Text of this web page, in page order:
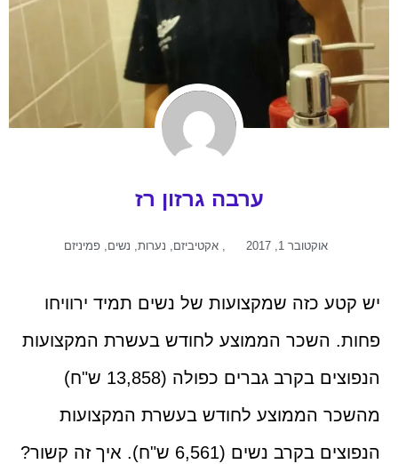
ערבה גרזון רז
אוקטובר 1, 2017 אקטיביזם נערות נשים ,פמיניזם
יש קטע כזה שמקצועות של נשים תמיד ירוויחו
פחות. השכר הממוצע לחודש בעשרת המקצועות
הנפוצים בקרב גברים כפולה (13,858 ש"ח)
מהשכר הממוצע לחודש בעשרת המקצועות
הנפוצים בקרב נשים (6,561 ש"ח). איך זה קשור?